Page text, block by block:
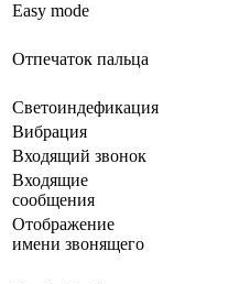
Easy mode
Отпечаток пальца
Светоиндефикация
Вибрация
Входящий звонок
Входящие
сообщения
Отображение
имени звонящего